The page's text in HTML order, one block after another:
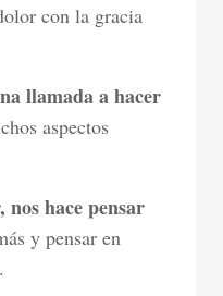
con la gracia
llamada a hacer
aspectos
hace pensar
y pensar en